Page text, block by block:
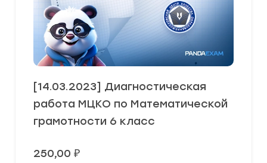
[14.03.2023] Диагностическая
работа МЦКО по Математической
грамотности 6 класс
250,00 ₽